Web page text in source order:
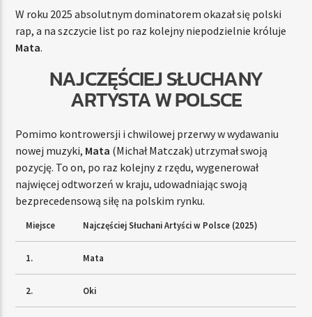
W roku 2025 absolutnym dominatorem okazał się polski
rap, a na szczycie list po raz kolejny niepodzielnie króluje
Mata.
NAJCZĘŚCIEJ SŁUCHANY
ARTYSTA W POLSCE
Pomimo kontrowersji i chwilowej przerwy w wydawaniu
nowej muzyki, Mata (Michał Matczak) utrzymał swoją
pozycję. To on, po raz kolejny z rzędu, wygenerował
najwięcej odtworzeń w kraju, udowadniając swoją
bezprecedensową siłę na polskim rynku.
Miejsce Najczęściej Słuchani Artyści w Polsce (2025)
1. Mata
2. Oki